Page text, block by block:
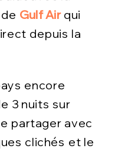
Gulf Air qui
depuis la
encore
3 nuits sur
partager avec
clichés et le